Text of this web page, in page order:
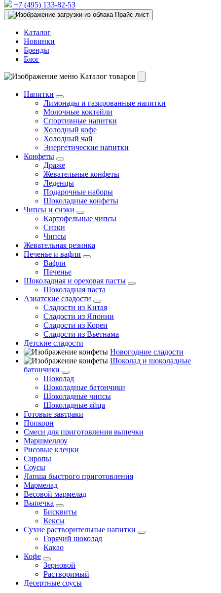
+7 (495) 133-82-53
Прайс лист
Каталог
Новинки
Бренды
Блог
Каталог товаров
Напитки
Лимонады и газированные напитки
Молочные коктейли
Спортивные напитки
Холодный кофе
Холодный чай
Энергетические напитки
Конфеты
Драже
Жевательные конфеты
Леденцы
Подарочные наборы
Шоколадные конфеты
Чипсы и снэки
Картофельные чипсы
Снэки
Чипсы
Жевательная резинка
Печенье и вафли
Вафли
Печенье
Шоколадная и ореховая пасты
Шоколадная паста
Азиатские сладости
Сладости из Китая
Сладости из Японии
Сладости из Кореи
Сладости из Вьетнама
Детские сладости
Новогодние сладости
Шоколад и шоколадные
батончики
Шоколад
Шоколадные батончики
Шоколадные чипсы
Шоколадные яйца
Готовые завтраки
Попкорн
Смеси для приготовления выпечки
Маршмеллоу
Рисовые клецки
Сиропы
Соусы
Лапша быстрого приготовления
Мармелад
Весовой мармелад
Выпечка
Бисквиты
Кексы
Сухие растворительные напитки
Горячий шоколад
Какао
Кофе
Зерновой
Растворимый
Десертные соусы